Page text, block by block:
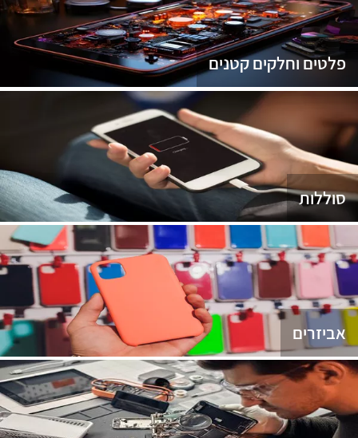
פלטים וחלקים קטנים
סוללות
אביזרים